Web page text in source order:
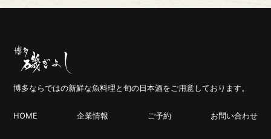
博多ならではの新鮮な魚料理と旬の日本酒をご用意しております。
HOME 企業情報 ご予約 お問い合わせ